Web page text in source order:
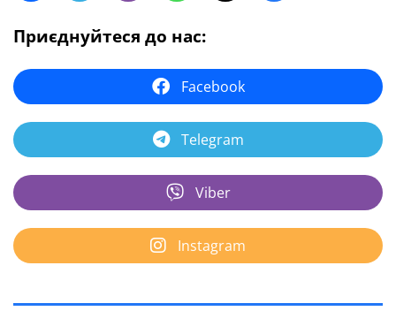
Приєднуйтеся до нас:
Facebook
Telegram
Viber
Instagram